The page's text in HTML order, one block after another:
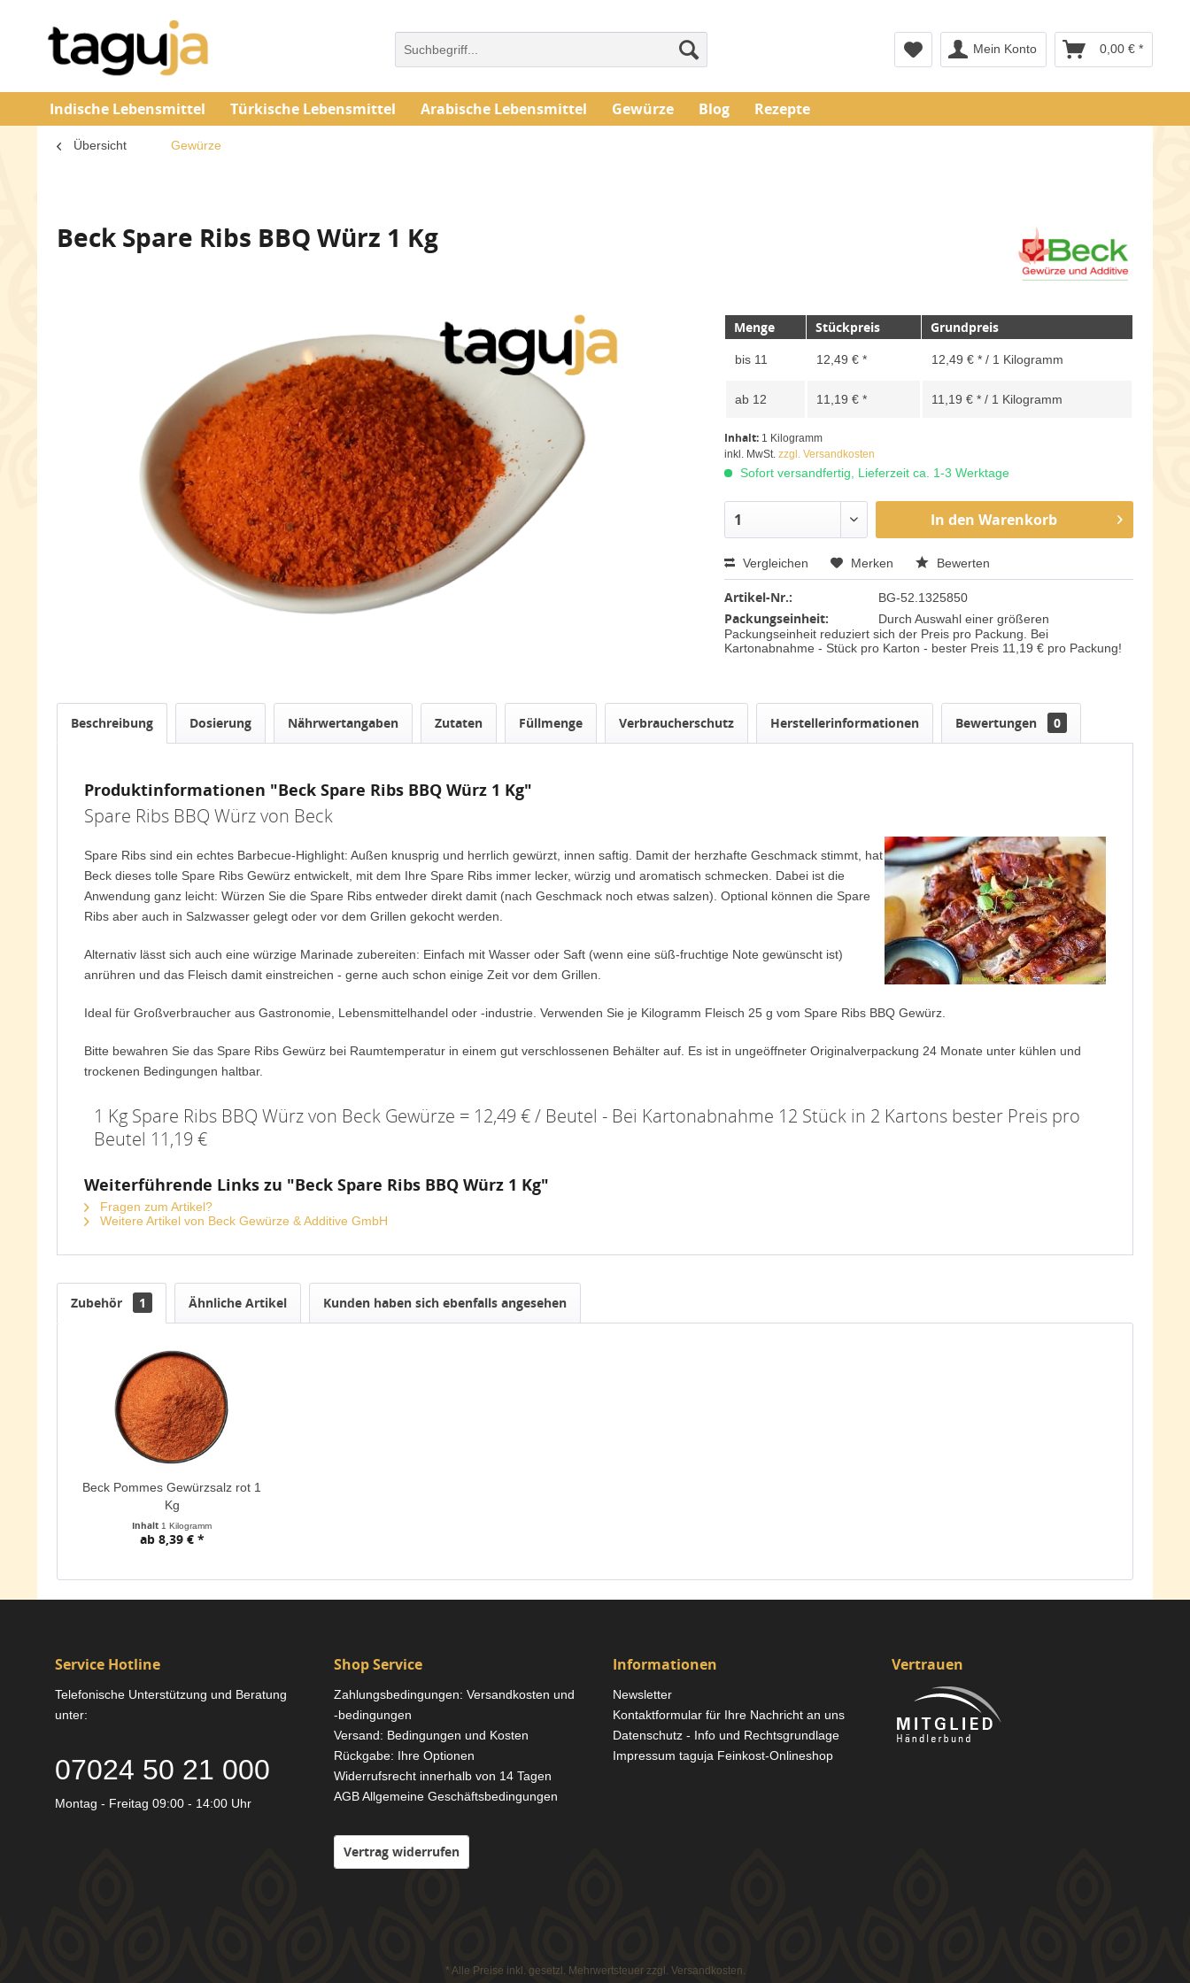
Mein Konto 0,00 € *
Indische Lebensmittel Türkische Lebensmittel Arabische Lebensmittel Gewürze Blog Rezepte
Übersicht Gewürze
Beck Spare Ribs BBQ Würz 1 Kg
Menge Stückpreis Grundpreis
bis 11 12,49 € * 12,49 € * / 1 Kilogramm
ab 12 11,19 € * 11,19 € * / 1 Kilogramm
Inhalt: 1 Kilogramm
inkl. MwSt. zzgl. Versandkosten
Sofort versandfertig, Lieferzeit ca. 1-3 Werktage
In den Warenkorb
Vergleichen Merken Bewerten
Artikel-Nr.: BG-52.1325850
Packungseinheit:
Durch Auswahl einer größeren
Packungseinheit reduziert sich der Preis pro Packung. Bei
Kartonabnahme - Stück pro Karton - bester Preis 11,19 € pro Packung!
Beschreibung Dosierung Nährwertangaben Zutaten Füllmenge Verbraucherschutz Herstellerinformationen Bewertungen 0
Produktinformationen "Beck Spare Ribs BBQ Würz 1 Kg"
Spare Ribs BBQ Würz von Beck
Spare Ribs sind ein echtes Barbecue-Highlight: Außen knusprig und herrlich gewürzt, innen saftig. Damit der herzhafte Geschmack stimmt, hat
Beck dieses tolle Spare Ribs Gewürz entwickelt, mit dem Ihre Spare Ribs immer lecker, würzig und aromatisch schmecken. Dabei ist die
Anwendung ganz leicht: Würzen Sie die Spare Ribs entweder direkt damit (nach Geschmack noch etwas salzen). Optional können die Spare
Ribs aber auch in Salzwasser gelegt oder vor dem Grillen gekocht werden.
Alternativ lässt sich auch eine würzige Marinade zubereiten: Einfach mit Wasser oder Saft (wenn eine süß-fruchtige Note gewünscht ist)
anrühren und das Fleisch damit einstreichen - gerne auch schon einige Zeit vor dem Grillen.
Ideal für Großverbraucher aus Gastronomie, Lebensmittelhandel oder -industrie. Verwenden Sie je Kilogramm Fleisch 25 g vom Spare Ribs BBQ Gewürz.
Bitte bewahren Sie das Spare Ribs Gewürz bei Raumtemperatur in einem gut verschlossenen Behälter auf. Es ist in ungeöffneter Originalverpackung 24 Monate unter kühlen und
trockenen Bedingungen haltbar.
1 Kg Spare Ribs BBQ Würz von Beck Gewürze = 12,49 € / Beutel - Bei Kartonabnahme 12 Stück in 2 Kartons bester Preis pro
Beutel 11,19 €
Weiterführende Links zu "Beck Spare Ribs BBQ Würz 1 Kg"
Fragen zum Artikel?
Weitere Artikel von Beck Gewürze & Additive GmbH
Zubehör 1 Ähnliche Artikel Kunden haben sich ebenfalls angesehen
Beck Pommes Gewürzsalz rot 1
Kg
Inhalt1 Kilogramm
ab 8,39 € *
Service Hotline
Telefonische Unterstützung und Beratung
unter:
07024 50 21 000
Montag - Freitag 09:00 - 14:00 Uhr
Shop Service
Zahlungsbedingungen: Versandkosten und
-bedingungen
Versand: Bedingungen und Kosten
Rückgabe: Ihre Optionen
Widerrufsrecht innerhalb von 14 Tagen
AGB Allgemeine Geschäftsbedingungen
Vertrag widerrufen
Informationen
Newsletter
Kontaktformular für Ihre Nachricht an uns
Datenschutz - Info und Rechtsgrundlage
Impressum taguja Feinkost-Onlineshop
Vertrauen
* Alle Preise inkl. gesetzl. Mehrwertsteuer zzgl. Versandkosten.